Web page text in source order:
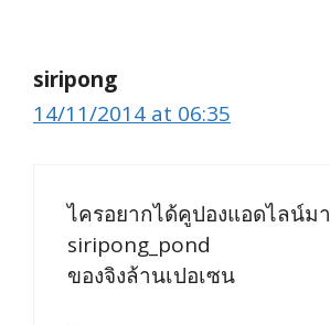
siripong
14/11/2014 at 06:35
ไครอยากได้คูปองแอดไลน์มา
siripong_pond
ของจิงล้านเปอเซน